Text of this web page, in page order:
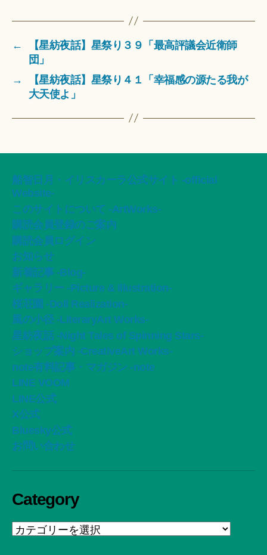
←
【星紡夜話】星祭り３９「最高評議会近衛師
団」
→
【星紡夜話】星祭り４１「幸福感の源たる我が
大天使よ」
船智日月・イリスカーラ公式サイト -official
Website-
このサイトについて -ArtWorks-
購読会員登録のご案内
購読会員ログイン
お知らせ
新着記事 -Blog-
ギャラリー -Picture & Illustration-
桜荘園 -Doll Realization-
風の小径 -LiteraryArt Works-
星紡夜話 -Night Tales of Spinning Stars-
ショップ案内 -CreativeArt Works-
note有料記事・マガジン -note
LINE VOOM
LINE公式
X公式
Bluesky公式
お問い合わせ
Category
Category